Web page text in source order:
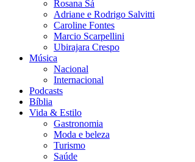
Rosana Sá
Adriane e Rodrigo Salvitti
Caroline Fontes
Marcio Scarpellini
Ubirajara Crespo
Música
Nacional
Internacional
Podcasts
Bíblia
Vida & Estilo
Gastronomia
Moda e beleza
Turismo
Saúde